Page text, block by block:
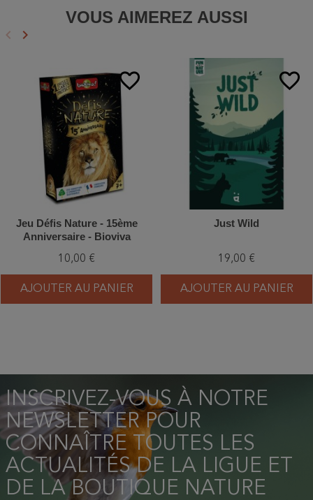
VOUS AIMEREZ AUSSI
Précédent
keyboard_arrow_left Suivant
keyboard_arrow_right
favorite_border
Jeu Défis Nature - 15ème
Anniversaire - Bioviva
10,00 €
AJOUTER AU PANIER
favorite_border
Just Wild
19,00 €
AJOUTER AU PANIER
INSCRIVEZ-VOUS À NOTRE
NEWSLETTER POUR
CONNAÎTRE TOUTES LES
ACTUALITÉS DE LA LIGUE ET
DE LA BOUTIQUE NATURE